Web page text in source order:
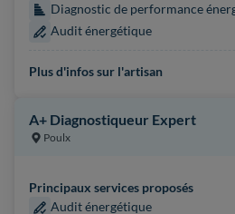
Diagnostic de performance
Audit énergétique
Plus d'infos sur l'artisan
A+ Diagnostiqueur Expert
Poulx
Principaux services proposés
Audit énergétique